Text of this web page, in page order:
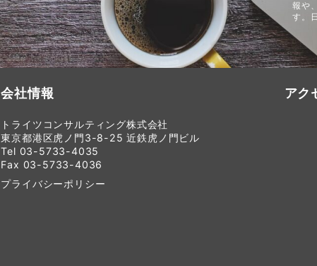
報や
す。
会社情報
トライツコンサルティング株式会社
東京都港区虎ノ門3-8-25 近鉄虎ノ門ビル
Tel 03-5733-4035
Fax 03-5733-4036
プライバシーポリシー
アク